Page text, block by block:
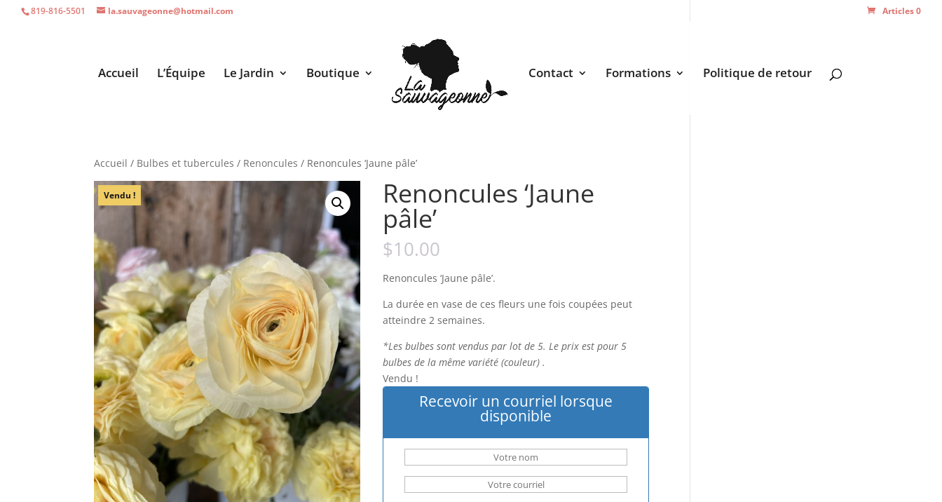
819-816-5501 la.sauvageonne@hotmail.com Articles 0
Accueil L’Équipe Le Jardin Boutique Contact Formations Politique de retour
Accueil / Bulbes et tubercules / Renoncules / Renoncules ‘Jaune pâle’
Vendu ! Renoncules ‘Jaune
pâle’
$10.00
Renoncules ‘Jaune pâle’.
La durée en vase de ces fleurs une fois coupées peut
atteindre 2 semaines.
*Les bulbes sont vendus par lot de 5. Le prix est pour 5
bulbes de la même variété (couleur) .
Vendu !
Recevoir un courriel lorsque
disponible